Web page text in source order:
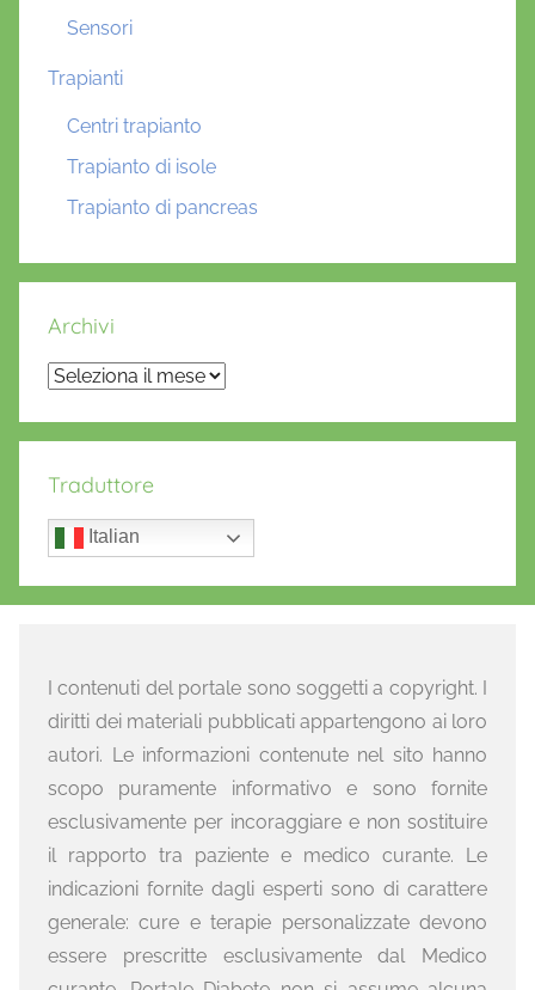
Sensori
Trapianti
Centri trapianto
Trapianto di isole
Trapianto di pancreas
Archivi
Archivi
Traduttore
Italian
I contenuti del portale sono soggetti a copyright. I
diritti dei materiali pubblicati appartengono ai loro
autori. Le informazioni contenute nel sito hanno
scopo puramente informativo e sono fornite
esclusivamente per incoraggiare e non sostituire
il rapporto tra paziente e medico curante. Le
indicazioni fornite dagli esperti sono di carattere
generale: cure e terapie personalizzate devono
essere prescritte esclusivamente dal Medico